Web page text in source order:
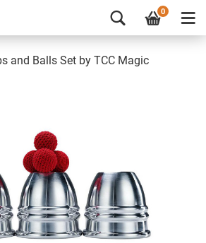
0
and Balls Set by TCC Magic